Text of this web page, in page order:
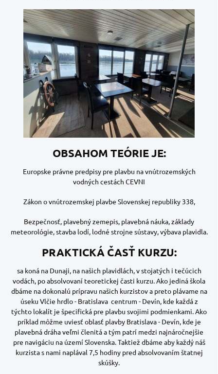
OBSAHOM TEÓRIE JE:
Europske právne predpisy pre plavbu na vnútrozemských
vodných cestách CEVNI
Zákon o vnútrozemskej plavbe Slovenskej republiky 338,
Bezpečnosť, plavebný zemepis, plavebná náuka, základy
meteorológie, stavba lodí, lodné strojne sústavy, výbava plavidla.
PRAKTICKÁ ČASŤ KURZU:
sa koná na Dunaji, na našich plavidlách, v stojatých i tečúcich
vodách, po absolvovaní teoretickej časti kurzu. Ako jediná škola
dbáme na dokonalú prípravu našich kurzistov a preto plávame na
úseku Vlčie hrdlo - Bratislava centrum - Devín, kde každá z
týchto lokalít je špecifická pre plavbu svojimi podmienkami. Ako
príklad môžme uviesť oblasť plavby Bratislava - Devín, kde je
plavebná dráha veľmi členitá a tým patrí medzi najnáročnejšie
pre navigáciu na území Slovenska. Taktiež dbáme aby každý náš
kurzista s nami naplával 7,5 hodiny pred absolvovaním štatnej
skúšky.